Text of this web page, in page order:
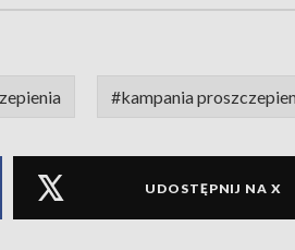
#kampania
UDOSTĘPNIJ NA X